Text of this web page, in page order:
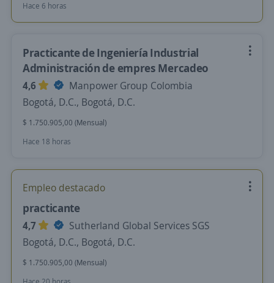
Hace 6 horas
Practicante de Ingeniería Industrial
Administración de empres Mercadeo
4,6
Manpower Group Colombia
Bogotá, D.C., Bogotá, D.C.
$ 1.750.905,00 (Mensual)
Hace 18 horas
Empleo destacado
practicante
4,7
Sutherland Global Services SGS
Bogotá, D.C., Bogotá, D.C.
$ 1.750.905,00 (Mensual)